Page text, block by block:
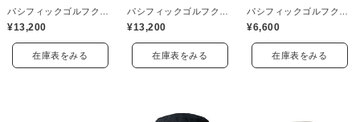
¥13,200
在庫表をみる
¥13,200
在庫表をみる
¥6,600
在庫表をみる